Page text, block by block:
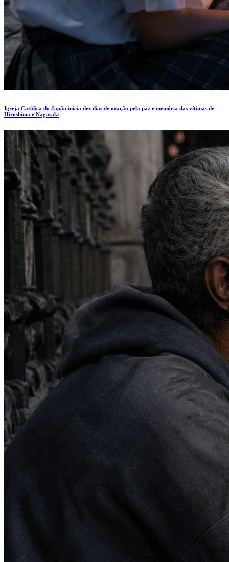
Igreja Católica do Japão inicia dez dias de oração pela paz e memória das vítimas de
Hiroshima e Nagasaki